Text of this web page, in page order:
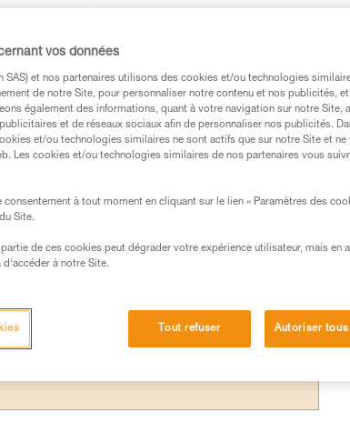
les poulies Petzl sont
à 7 mm. L’utilisation de
utilisés dans ce conseil avant de le
la notice technique pour pouvoir
un entraînement spécifique. Validez avec
seul, en toute sécurité, avant de la
activité. Il peut en exister d’autres que
vos données
SAS) et nos partenaires utilisons des cookies et/ou technologies
de notre Site, pour personnaliser notre contenu et nos publicités,
également des informations, quant à votre navigation sur notre Site,
et de réseaux sociaux afin de personnaliser nos publicités.
et/ou technologies similaires ne sont actifs que sur notre Site et ne
Les cookies et/ou technologies similaires de nos partenaires vous
consentement à tout moment en cliquant sur le lien « Paramètres des
Site.
de ces cookies peut dégrader votre expérience utilisateur, mais en
à notre Site.
Tout refuser Autoriser